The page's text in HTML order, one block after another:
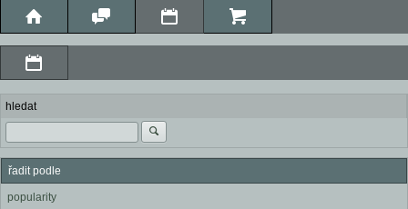
hledat
řadit podle
popularity